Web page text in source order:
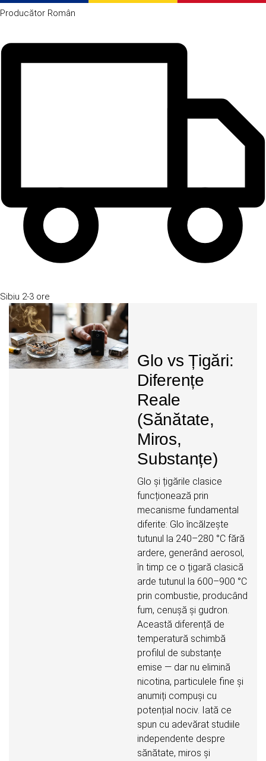
Producător Român
Sibiu 2-3 ore
Glo vs Țigări:
Diferențe
Reale
(Sănătate,
Miros,
Substanțe)
Glo și țigările clasice
funcționează prin
mecanisme fundamental
diferite: Glo încălzește
tutunul la 240–280 °C fără
ardere, generând aerosol,
în timp ce o țigară clasică
arde tutunul la 600–900 °C
prin combustie, producând
fum, cenușă și gudron.
Această diferență de
temperatură schimbă
profilul de substanțe
emise — dar nu elimină
nicotina, particulele fine și
anumiți compuși cu
potențial nociv. Iată ce
spun cu adevărat studiile
independente despre
sănătate, miros și